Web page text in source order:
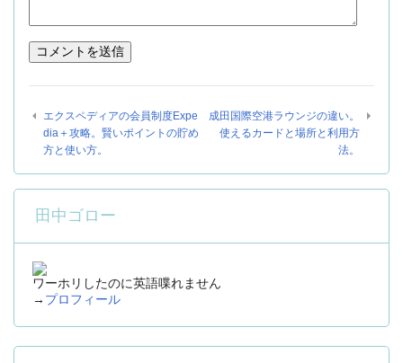
エクスペディアの会員制度Expe
dia＋攻略。賢いポイントの貯め
方と使い方。
成田国際空港ラウンジの違い。
使えるカードと場所と利用方
法。
田中ゴロー
ワーホリしたのに英語喋れません
→ プロフィール